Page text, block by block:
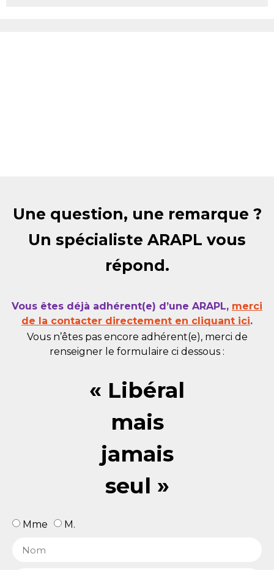
Une question, une remarque ?
Un spécialiste ARAPL vous
répond.
Vous êtes déjà adhérent(e) d’une ARAPL, merci
de la contacter directement en cliquant ici.
Vous n’êtes pas encore adhérent(e), merci de
renseigner le formulaire ci dessous :
« Libéral
mais
jamais
seul »
Mme M.